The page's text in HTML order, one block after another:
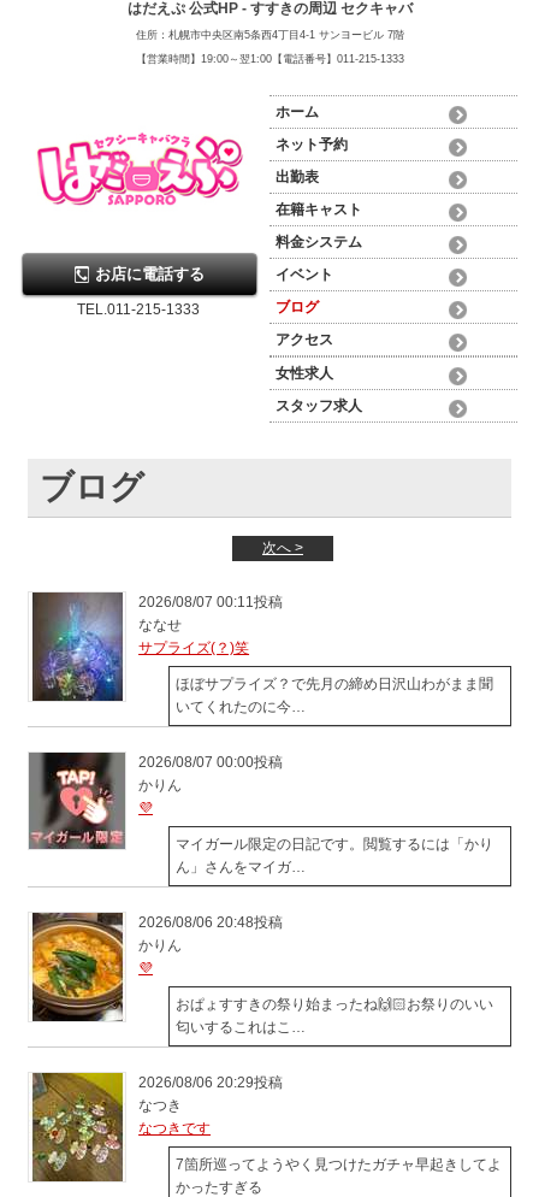
はだえぷ 公式HP - すすきの周辺 セクキャバ
住所：札幌市中央区南5条西4丁目4-1 サンヨービル 7階
【営業時間】19:00～翌1:00【電話番号】011-215-1333
お店に電話する
TEL.011-215-1333
ホーム
ネット予約
出勤表
在籍キャスト
料金システム
イベント
ブログ
アクセス
女性求人
スタッフ求人
ブログ
次へ >
2026/08/07 00:11投稿
ななせ
サプライズ(？)笑
ほぼサプライズ？で先月の締め日沢山わがまま聞
いてくれたのに今…
2026/08/07 00:00投稿
かりん
💜
マイガール限定の日記です。閲覧するには「かり
ん」さんをマイガ…
2026/08/06 20:48投稿
かりん
💜
おぱょすすきの祭り始まったね🙌🏻お祭りのいい
匂いするこれはこ…
2026/08/06 20:29投稿
なつき
なつきです
7箇所巡ってようやく見つけたガチャ早起きしてよ
かったすぎる